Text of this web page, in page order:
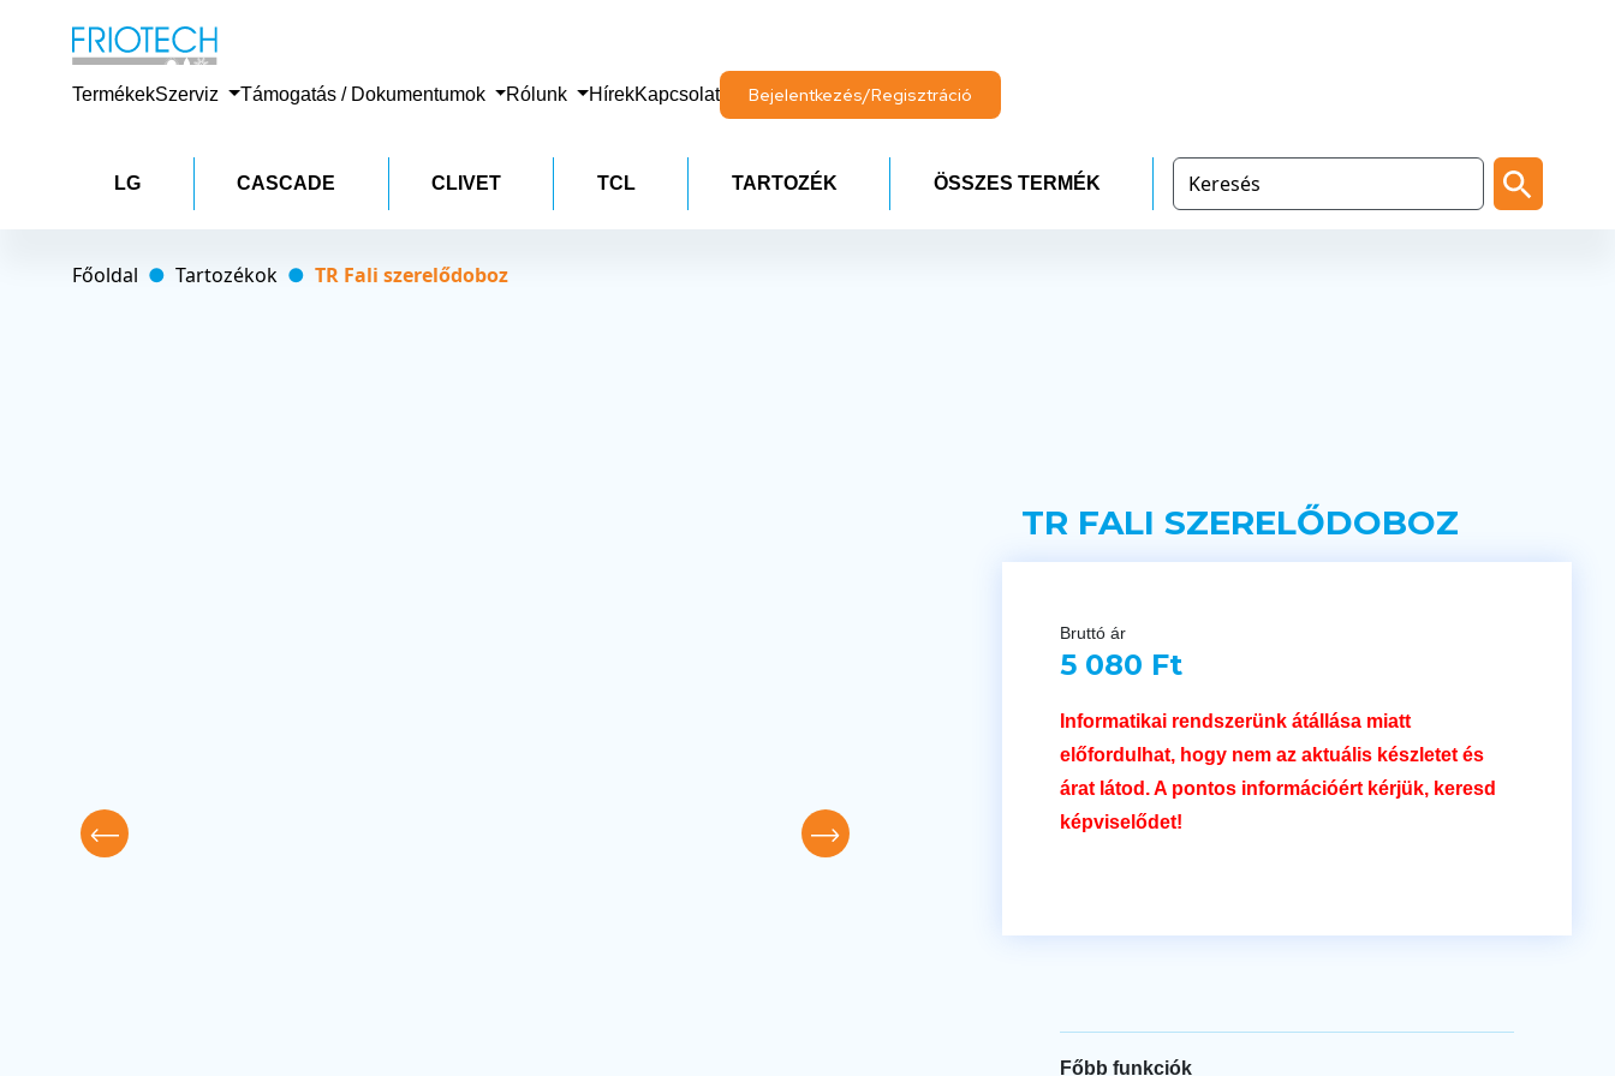
TermékekSzerviz Támogatás / Dokumentumok Rólunk HírekKapcsolat Bejelentkezés/Regisztráció
LG CASCADE CLIVET TCL TARTOZÉK ÖSSZES TERMÉK
Főoldal Tartozékok TR Fali szerelődoboz
TR FALI SZERELŐDOBOZ
Bruttó ár
5 080 Ft
Informatikai rendszerünk átállása miatt
előfordulhat, hogy nem az aktuális készletet és
árat látod. A pontos információért kérjük, keresd
képviselődet!
Főbb funkciók